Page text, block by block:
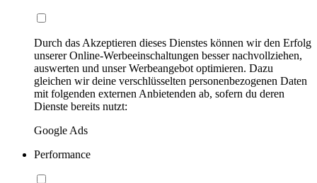
Durch das Akzeptieren dieses Dienstes können wir den Erfolg
unserer Online-Werbeeinschaltungen besser nachvollziehen,
auswerten und unser Werbeangebot optimieren. Dazu
gleichen wir deine verschlüsselten personenbezogenen Daten
mit folgenden externen Anbietenden ab, sofern du deren
Dienste bereits nutzt:
Google Ads
Performance